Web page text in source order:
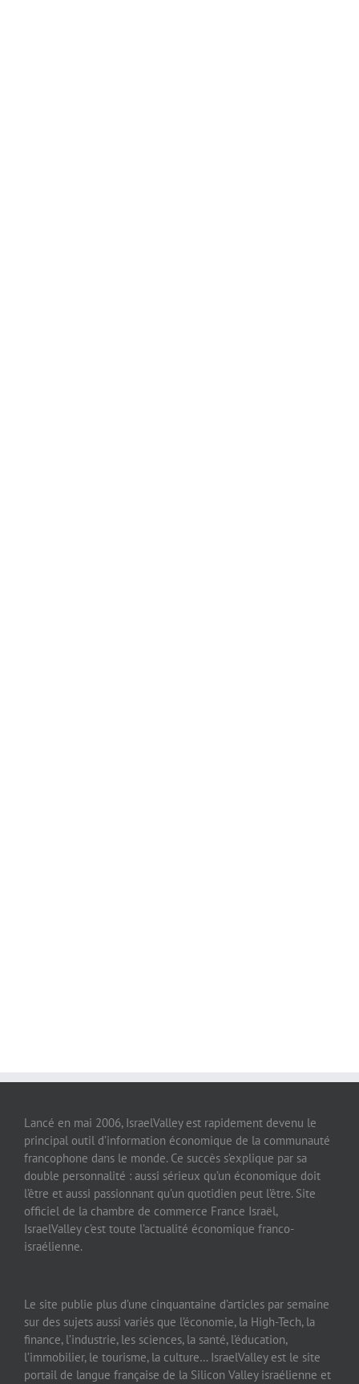
Lancé en mai 2006, IsraelValley est rapidement devenu le
principal outil d’information économique de la communauté
francophone dans le monde. Ce succès s’explique par sa
double personnalité : aussi sérieux qu’un économique doit
l’être et aussi passionnant qu’un quotidien peut l’être. Site
officiel de la chambre de commerce France Israël,
IsraelValley c’est toute l’actualité économique franco-
israélienne.
Le site publie plus d’une cinquantaine d’articles par semaine
sur des sujets aussi variés que l’économie, la High-Tech, la
finance, l’industrie, les sciences, la santé, l’éducation,
l’immobilier, le tourisme, la culture… IsraelValley est le site
portail de langue française de la Silicon Valley israélienne et